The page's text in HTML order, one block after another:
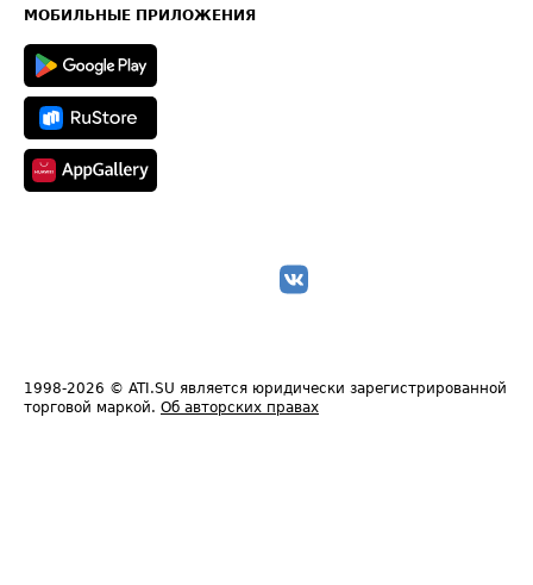
Техническая информация
МОБИЛЬНЫЕ ПРИЛОЖЕНИЯ
1998-2026 © ATI.SU является юридически зарегистрированной
торговой маркой. Об авторских правах